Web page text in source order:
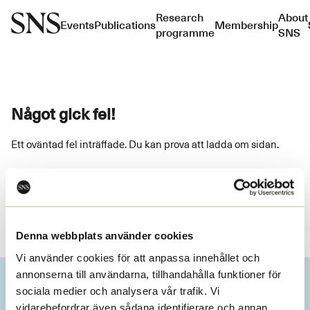
Denna webbplats använder cookies
Vi använder cookies för att anpassa innehållet och
annonserna till användarna, tillhandahålla funktioner för
sociala medier och analysera vår trafik. Vi
vidarebefordrar även sådana identifierare och annan
EventsPublicationsResearch
programmeMembershipAbout
SNS
Något gick fel!
Ett oväntad fel inträffade. Du kan prova att ladda om sidan.
Ladda om